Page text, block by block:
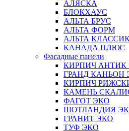
АЛЯСКА
БЛОКХАУС
АЛЬТА БРУС
АЛЬТА ФОРМ
АЛЬТА
КАНАДА ПЛЮС
Фасадные панели
КИРПИЧ АНТИК
ГРАНД КАНЬОН
КИРПИЧ
КАМЕНЬ
ФАГОТ ЭКО
ШОТЛАНДИЯ
ГРАНИТ ЭКО
ТУФ ЭКО